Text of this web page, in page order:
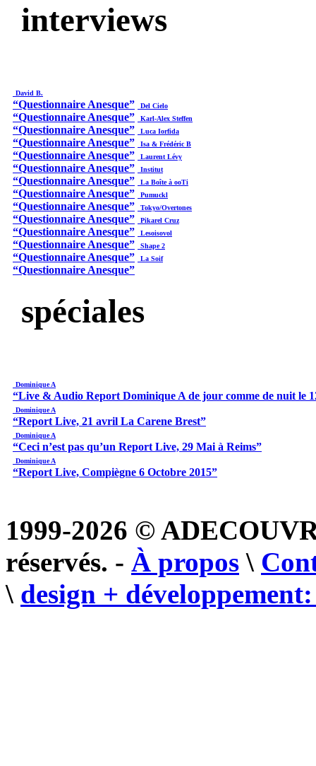
interviews
David B.
“Questionnaire Anesque” Del Cielo
“Questionnaire Anesque” Karl-Alex Steffen
“Questionnaire Anesque” Luca Iorfida
“Questionnaire Anesque” Isa & Frédéric B
“Questionnaire Anesque” Laurent Lévy
“Questionnaire Anesque” Institut
“Questionnaire Anesque” La Boîte à ooTi
“Questionnaire Anesque” Pumuckl
“Questionnaire Anesque” Tokyo/Overtones
“Questionnaire Anesque” Pikarel Cruz
“Questionnaire Anesque” Lesoisovol
“Questionnaire Anesque” Shape 2
“Questionnaire Anesque” La Soif
“Questionnaire Anesque”
spéciales
Dominique A
“Live & Audio Report Dominique A de jour comme de nuit le
Dominique A
“Report Live, 21 avril La Carene Brest”
Dominique A
“Ceci n’est pas qu’un Report Live, 29 Mai à Reims”
Dominique A
“Report Live, Compiègne 6 Octobre 2015”
1999-2026 ©
réservés. - À propos \
\ design +